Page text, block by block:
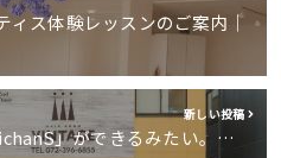
ィス体験レッスンのご案内｜
新しい投稿
」ができるみたい。…